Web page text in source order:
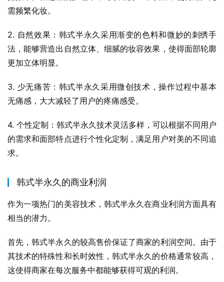
需频繁化妆。
2. 自然效果：韩式半永久采用渐变的色料和微妙的刺绣手
法，能够营造出自然立体、细腻的妆容效果，使得面部轮廓
更加立体明显。
3. 少无痛苦：韩式半永久采用微创技术，操作过程中基本
无痛感，大大减轻了用户的疼痛感受。
4. 个性定制：韩式半永久技术灵活多样，可以根据不同用户
的需求和面部特点进行个性化定制，满足用户对美的不同追
求。
韩式半永久的商业利润
作为一项热门的美容技术，韩式半永久在商业利润方面具有
相当的潜力。
首先，韩式半永久的较高售价保证了商家的利润空间。由于
其技术的特殊性和长时效性，韩式半永久的价格通常较高，
这使得商家在每次服务中都能够获得可观的利润。